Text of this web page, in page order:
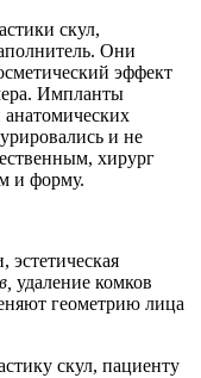
скул,
Они
эффект
Импланты
анатомических
и не
хирург
и форму.
удаление комков
геометрию лица
скул, пациенту